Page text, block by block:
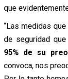
que
“Las medidas
de seguridad
95% de su
convoca, nos